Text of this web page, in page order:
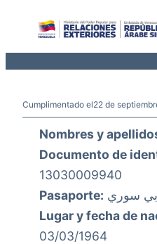
Cumplimentado el22 de
Nombres y
Documento de
13030009940
Pasaporte: سوري
Lugar y fecha de
03/03/1964